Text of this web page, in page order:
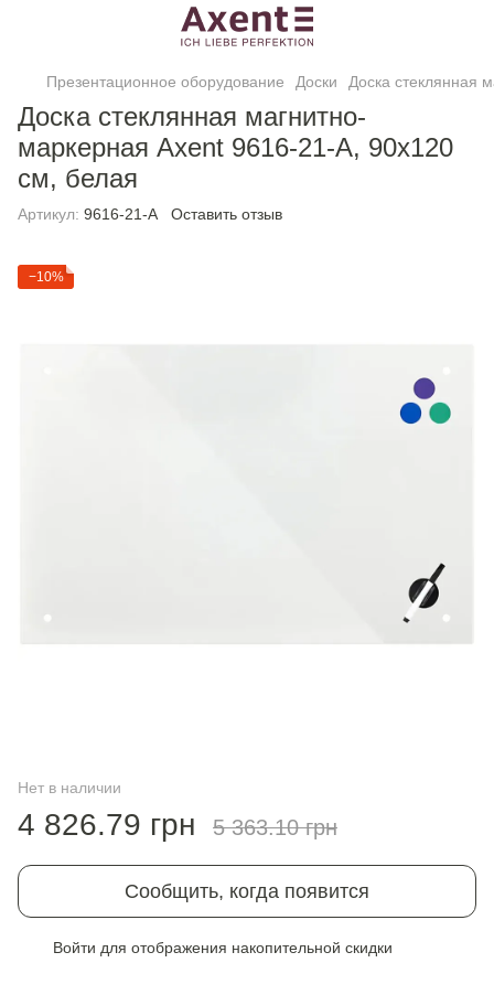
Презентационное оборудование Доски Доска стеклянная
Доска стеклянная магнитно-
маркерная Axent 9616-21-А, 90х120
см, белая
Артикул: 9616-21-А Оставить отзыв
−10%
Нет в наличии
4 826.79 грн 5 363.10 грн
Сообщить, когда появится
Войти для отображения накопительной скидки